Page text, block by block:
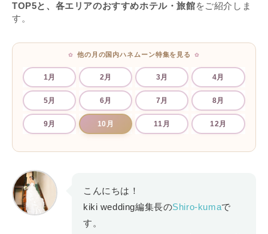
TOP5と、各エリアのおすすめホテル・旅館をご紹介しま
す。
他の月の国内ハネムーン特集を見る
1月 2月 3月 4月
5月 6月 7月 8月
9月 10月 11月 12月
こんにちは！
kiki wedding編集長のShiro-kumaで
す。